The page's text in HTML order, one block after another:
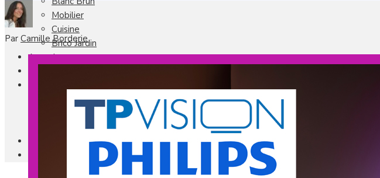
Mobilier
Cuisine
Brico Jardin
Agenda
Faire Savoir Faire
Univers Made in France
Qui sommes-nous
Par Camille Borderie